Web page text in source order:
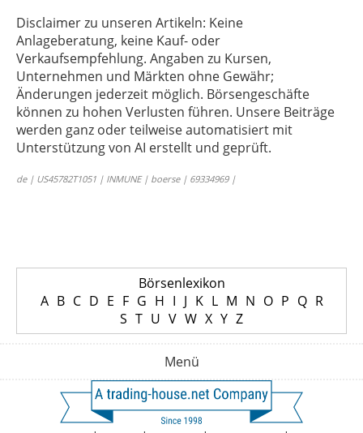
Disclaimer zu unseren Artikeln: Keine
Anlageberatung, keine Kauf- oder
Verkaufsempfehlung. Angaben zu Kursen,
Unternehmen und Märkten ohne Gewähr;
Änderungen jederzeit möglich. Börsengeschäfte
können zu hohen Verlusten führen. Unsere Beiträge
werden ganz oder teilweise automatisiert mit
Unterstützung von AI erstellt und geprüft.
de | US45782T1051 | INMUNE | boerse | 69334969 |
Börsenlexikon
A B C D E F G H I J K L M N O P Q R
S T U V W X Y Z
Menü